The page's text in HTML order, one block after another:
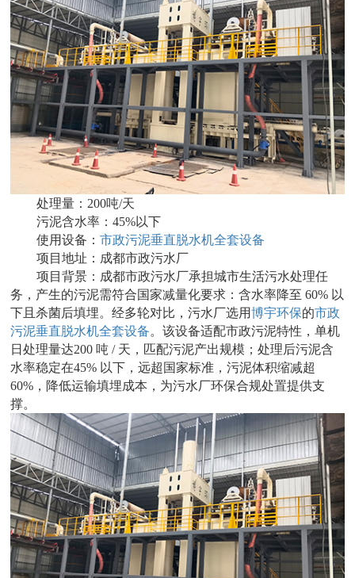
处理量：200吨/天
污泥含水率：45%以下
使用设备：市政污泥垂直脱水机全套设备
项目地址：成都市政污水厂
项目背景：成都市政污水厂承担城市生活污水处理任
务，产生的污泥需符合国家减量化要求：含水率降至 60% 以
下且杀菌后填埋。经多轮对比，污水厂选用博宇环保的市政
污泥垂直脱水机全套设备。该设备适配市政污泥特性，单机
日处理量达200 吨 / 天，匹配污泥产出规模；处理后污泥含
水率稳定在45% 以下，远超国家标准，污泥体积缩减超
60%，降低运输填埋成本，为污水厂环保合规处置提供支
撑。